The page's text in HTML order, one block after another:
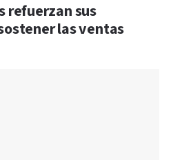
refuerzan sus
las ventas